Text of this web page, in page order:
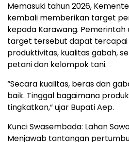
Memasuki tahun 2026,
kembali memberikan target
kepada Karawang.
target tersebut dapat tercapai
produktivitas, kualitas gabah,
petani dan kelompok tani.
“Secara kualitas, beras dan
baik. Tinggal bagaimana
tingkatkan,” ujar Bupati Aep.
Kunci Swasembada: Lahan
Menjawab tantangan